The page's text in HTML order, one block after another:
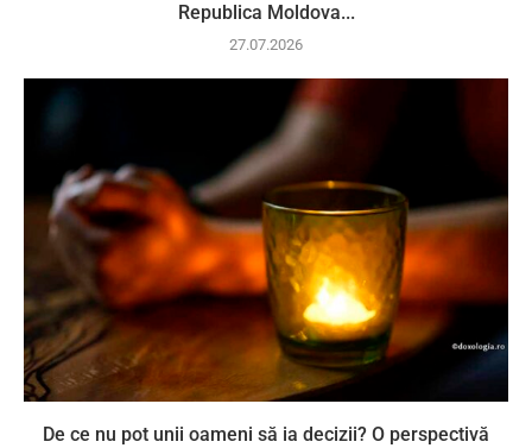
Republica Moldova...
27.07.2026
De ce nu pot unii oameni să ia decizii? O perspectivă